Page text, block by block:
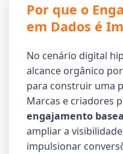
Por que o
em Dados é
No cenário digital
alcance orgânico
para construir uma
Marcas e criadores
engajamento
ampliar a
impulsionar